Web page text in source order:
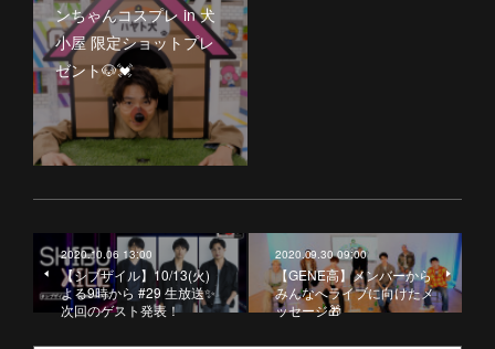
ンちゃんコスプレ in 犬
小屋 限定ショットプレ
ゼント🐶💓
2020.10.06 13:00
【シブザイル】10/13(火)
よる9時から #29 生放送✨
次回のゲスト発表！
2020.09.30 09:00
【GENE高】メンバーから
みんなへライブに向けたメ
ッセージ🎁